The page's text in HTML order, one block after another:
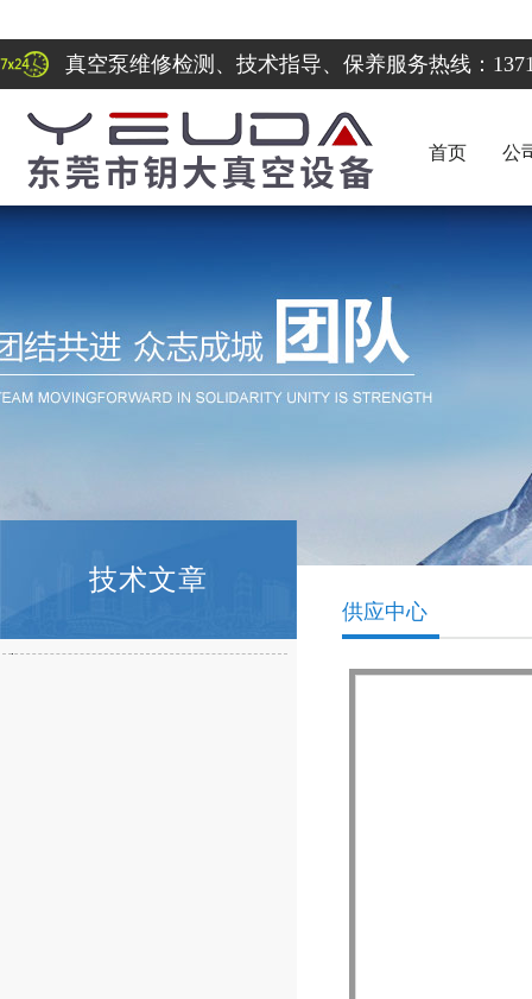
真空泵维修检测、技术指导、保养服务热线：
首页 公
技术文章
供应中心